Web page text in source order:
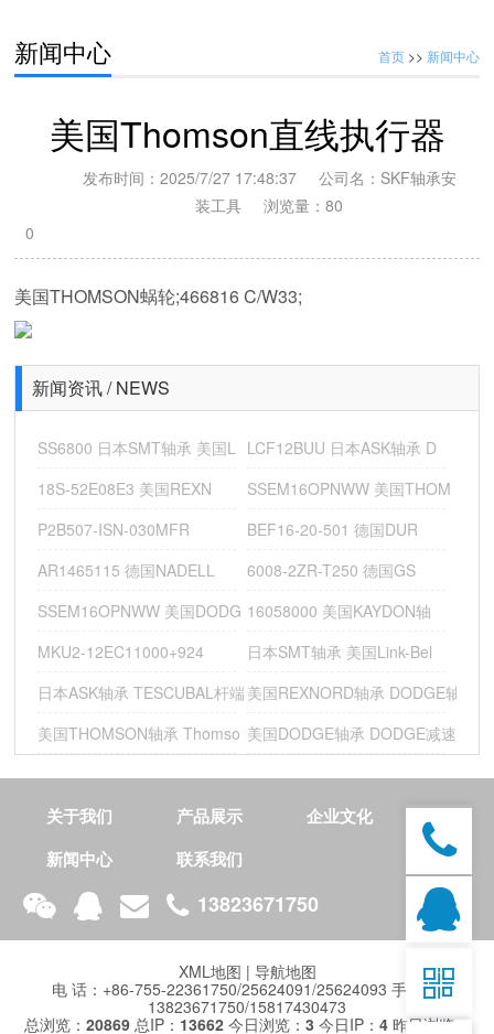
MKU2-12EC11000+924 SKF单线泵 DODGE减速机
德国SWC窑车高温轴承
美国PBC直线轴承
首页>> 新闻中心
新闻中心
美国Thomson直线执行器
发布时间：2025/7/27 17:48:37 公司名：SKF轴承安
装工具 浏览量： 80
0
美国THOMSON蜗轮;466816 C/W33;
新闻资讯 / NEWS
SS6800 日本SMT轴承 美国L LCF12BUU 日本ASK轴承 D
18S-52E08E3 美国REXN
SSEM16OPNWW 美国THOM
P2B507-ISN-030MFR
BEF16-20-501 德国DUR
AR1465115 德国NADELL
6008-2ZR-T250 德国GS
SSEM16OPNWW 美国DODG 16058000 美国KAYDON轴
MKU2-12EC11000+924
日本SMT轴承 美国Link-Bel
日本ASK轴承 TESCUBAL杆端 美国REXNORD轴承 DODGE轴
美国THOMSON轴承 Thomso 美国DODGE轴承 DODGE减速机
合
营
关于我们 产品展示
企业文化
新闻中心
联系我们
13823671750
XML地图 | 导航地图
电 话：+86-755-22361750/25624091/25624093 手 机：
13823671750/15817430473
总浏览： 20869 总IP： 13662 今日浏览： 3 今日IP： 4 昨日浏览：
